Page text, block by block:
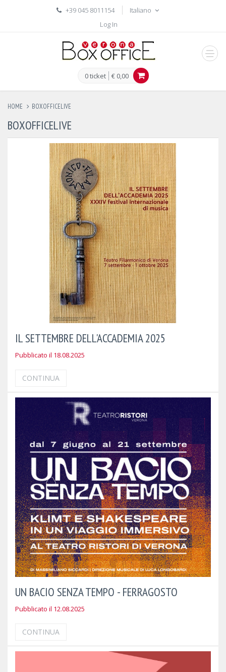
+39 045 8011154
Italiano
Log In
0 ticket € 0,00
HOME BOXOFFICELIVE
BOXOFFICELIVE
IL SETTEMBRE DELL'ACCADEMIA 2025
Pubblicato il 18.08.2025
CONTINUA
UN BACIO SENZA TEMPO - FERRAGOSTO
Pubblicato il 12.08.2025
CONTINUA